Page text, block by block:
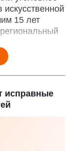
15 лет
региональный
исправные